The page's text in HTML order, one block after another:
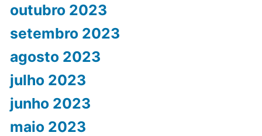
outubro 2023
setembro 2023
agosto 2023
julho 2023
junho 2023
maio 2023